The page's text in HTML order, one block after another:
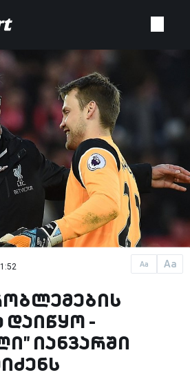
Aa Aa
დაიწყო -
იანვარში